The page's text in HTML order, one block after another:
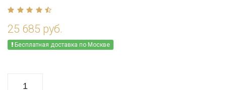
25 685 руб.
Бесплатная доставка по Москве